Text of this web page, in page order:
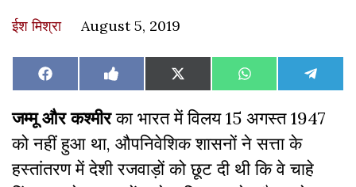
ईश मिश्रा August 5, 2019
Share
on
Facebook Share
on
Like
on
Share
on
X
(Twitter)
Share
on
WhatsAppShare
on
जम्मू और कश्मीरका भारत में विलय 15 अगस्त 1947
को नहीं हुआ था, औपनिवेशिक शासनों ने सत्ता के
हस्तांतरण में देशी रजवाड़ों को छूट दी थी कि वे चाहे